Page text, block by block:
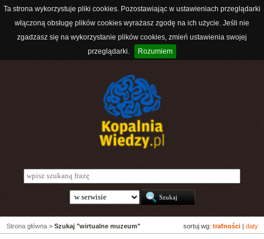
Ta strona wykorzystuje pliki cookies. Pozostawiając w ustawieniach przeglądarki
włączoną obsługę plików cookies wyrażasz zgodę na ich użycie. Jeśli nie
zgadzasz się na wykorzystanie plików cookies, zmień ustawienia swojej
przeglądarki.
Rozumiem
sortuj wg: trafności daty
Strona główna > Szukaj "wirtualne muzeum"